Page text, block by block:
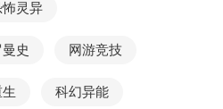
怖灵异
曼史 网游竞技
科幻异能